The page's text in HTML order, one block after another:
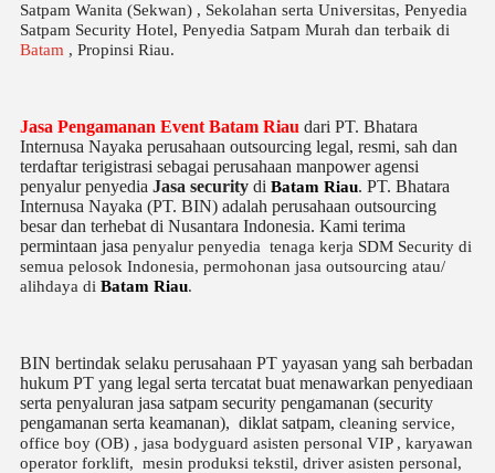
Satpam Wanita (Sekwan) , Sekolahan serta Universitas, Penyedia
Satpam Security Hotel, Penyedia Satpam Murah dan terbaik di
Batam , Propinsi Riau.
Jasa Pengamanan Event Batam Riau dari PT. Bhatara
Internusa Nayaka perusahaan outsourcing legal, resmi, sah dan
terdaftar terigistrasi sebagai perusahaan manpower agensi
penyalur penyedia Jasa security di Batam Riau. PT. Bhatara
Internusa Nayaka (PT. BIN) adalah perusahaan outsourcing
besar dan terhebat di Nusantara Indonesia. Kami terima
permintaan jasa penyalur penyedia tenaga kerja SDM Security di
semua pelosok Indonesia, permohonan jasa outsourcing atau/
alihdaya di Batam Riau.
BIN bertindak selaku perusahaan PT yayasan yang sah berbadan
hukum PT yang legal serta tercatat buat menawarkan penyediaan
serta penyaluran jasa satpam security pengamanan (security
pengamanan serta keamanan), diklat satpam, cleaning service,
office boy (OB) , jasa bodyguard asisten personal VIP , karyawan
operator forklift, mesin produksi tekstil, driver asisten personal,